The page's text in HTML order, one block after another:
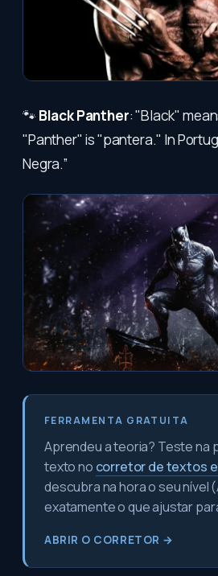
🐾 Black Panther: "Black"
"Panther" is "pantera." In
Negra.”
FERRAMENTA GRATUITA
Aprendeu a teoria? Teste na
texto no corretor de textos
descubra na hora o seu nível
exatamente o que ajustar
ABRIR O CORRETOR →